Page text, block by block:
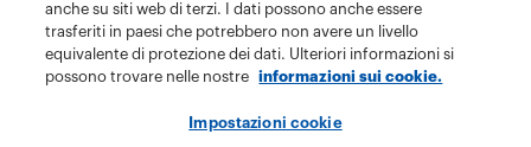
anche su siti web di terzi. I dati possono anche essere
trasferiti in paesi che potrebbero non avere un livello
equivalente di protezione dei dati. Ulteriori informazioni si
possono trovare nelle nostre
informazioni sui cookie.
Impostazioni cookie